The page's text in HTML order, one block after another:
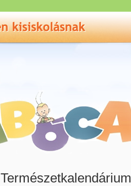
Természetkalendárium